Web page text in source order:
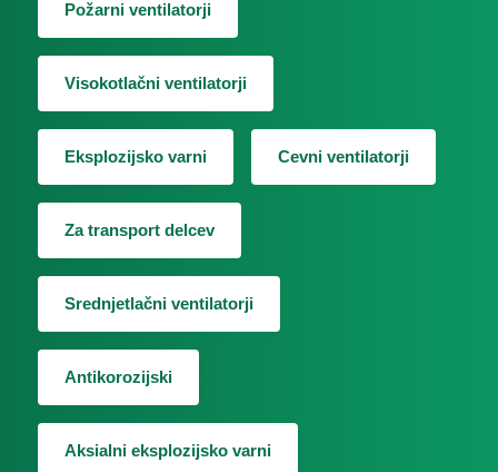
Požarni ventilatorji
Visokotlačni ventilatorji
Eksplozijsko varni Cevni ventilatorji
Za transport delcev
Srednjetlačni ventilatorji
Antikorozijski
Aksialni eksplozijsko varni